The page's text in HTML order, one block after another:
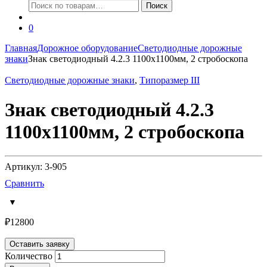
Искать:
Поиск
0
ГлавнаяДорожное оборудованиеСветодиодные дорожные
знакиЗнак светодиодный 4.2.3 1100х1100мм, 2 стробоскопа
Светодиодные дорожные знаки, Типоразмер III
Знак светодиодный 4.2.3
1100х1100мм, 2 стробоскопа
Артикул: 3-905
Сравнить
₽12800
Оставить заявку
Количество